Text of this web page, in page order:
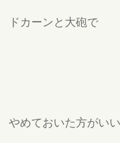
ドカーンと大砲で
やめておいた方がい